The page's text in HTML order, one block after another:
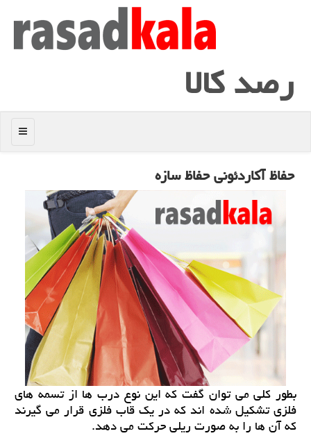
رصد كالا
منو
حفاظ آكاردئونی حفاظ سازه
بطور كلی می توان گفت كه این نوع درب ها از تسمه های
فلزی تشكیل شده اند كه در یك قاب فلزی قرار می گیرند
كه آن ها را به صورت ریلی حركت می دهد.